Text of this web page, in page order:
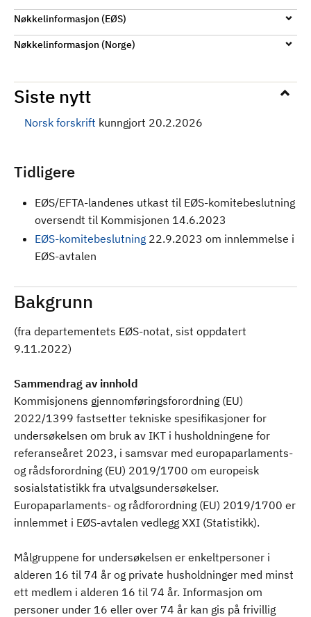
Nøkkelinformasjon (EØS)
Nøkkelinformasjon (Norge)
Siste nytt
Norsk forskrift kunngjort 20.2.2026
Tidligere
EØS/EFTA-landenes utkast til EØS-komitebeslutning
oversendt til Kommisjonen 14.6.2023
EØS-komitebeslutning 22.9.2023 om innlemmelse i
EØS-avtalen
Bakgrunn
(fra departementets EØS-notat, sist oppdatert
9.11.2022)
Sammendrag av innhold
Kommisjonens gjennomføringsforordning (EU)
2022/1399 fastsetter tekniske spesifikasjoner for
undersøkelsen om bruk av IKT i husholdningene for
referanseåret 2023, i samsvar med europaparlaments-
og rådsforordning (EU) 2019/1700 om europeisk
sosialstatistikk fra utvalgsundersøkelser.
Europaparlaments- og rådforordning (EU) 2019/1700 er
innlemmet i EØS-avtalen vedlegg XXI (Statistikk).
Målgruppene for undersøkelsen er enkeltpersoner i
alderen 16 til 74 år og private husholdninger med minst
ett medlem i alderen 16 til 74 år. Informasjon om
personer under 16 eller over 74 år kan gis på frivillig